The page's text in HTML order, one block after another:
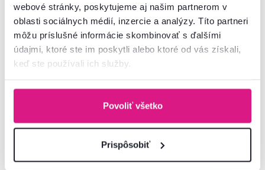
webové stránky, poskytujeme aj našim partnerom v
oblasti sociálnych médií, inzercie a analýzy. Títo partneri
môžu príslušné informácie skombinovať s ďalšími
údajmi, ktoré ste im poskytli alebo ktoré od vás získali,
keď ste používali ich služby.
Povoliť všetko
Prispôsobiť
Informácie o balení
Montážny návod
Nenašli ste požadované informácie?
Kontaktujte nás a my vám radi poradíme
02/ 40 100 100 Spustiť chat